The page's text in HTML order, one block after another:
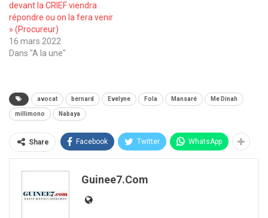
devant la CRIEF viendra
répondre ou on la fera venir
» (Procureur)
16 mars 2022
Dans "A la une"
avocat bernard Evelyne Fola Mansaré Me Dinah
millimono Nabaya
Share Facebook Twitter WhatsApp
Guinee7.com